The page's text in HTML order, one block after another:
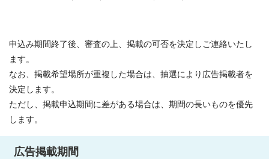
申込み期間終了後、審査の上、掲載の可否を決定しご連絡いたし
ます。
なお、掲載希望場所が重複した場合は、抽選により広告掲載者を
決定します。
ただし、掲載申込期間に差がある場合は、期間の長いものを優先
します。
広告掲載期間